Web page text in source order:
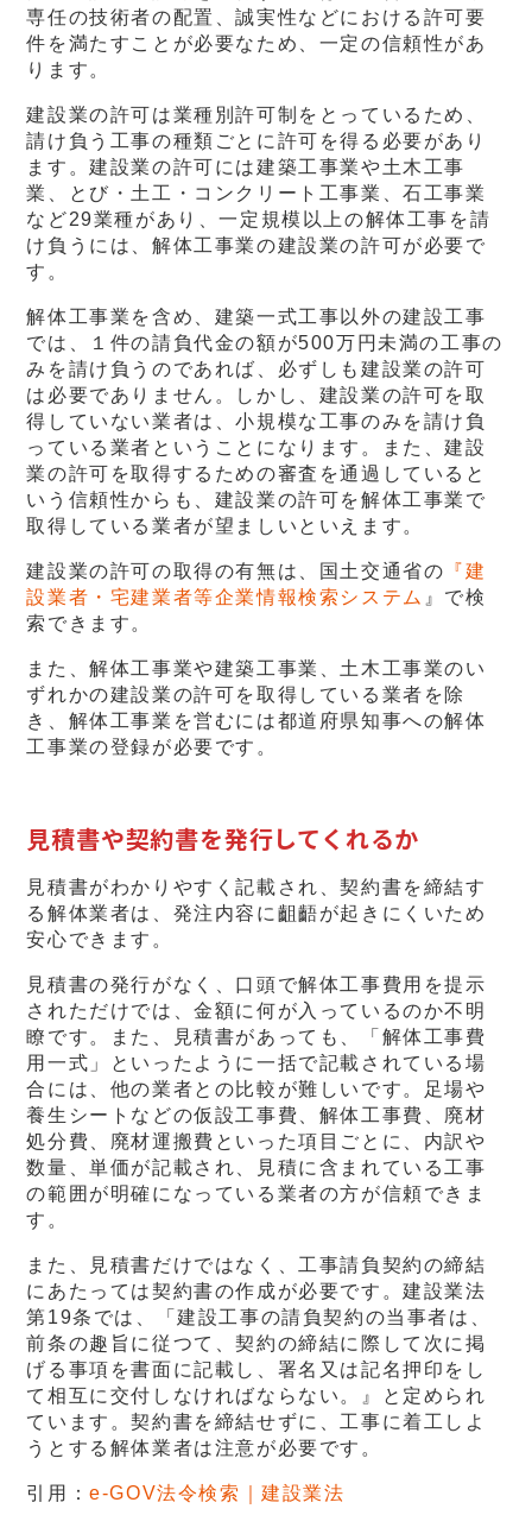
専任の技術者の配置、誠実性などにおける許可要
件を満たすことが必要なため、一定の信頼性があ
ります。
建設業の許可は業種別許可制をとっているため、
請け負う工事の種類ごとに許可を得る必要があり
ます。建設業の許可には建築工事業や土木工事
業、とび・土工・コンクリート工事業、石工事業
など29業種があり、一定規模以上の解体工事を請
け負うには、解体工事業の建設業の許可が必要で
す。
解体工事業を含め、建築一式工事以外の建設工事
では、１件の請負代金の額が500万円未満の工事の
みを請け負うのであれば、必ずしも建設業の許可
は必要でありません。しかし、建設業の許可を取
得していない業者は、小規模な工事のみを請け負
っている業者ということになります。また、建設
業の許可を取得するための審査を通過していると
いう信頼性からも、建設業の許可を解体工事業で
取得している業者が望ましいといえます。
建設業の許可の取得の有無は、国土交通省の 『建
設業者・宅建業者等企業情報検索システム 』で検
索できます。
また、解体工事業や建築工事業、土木工事業のい
ずれかの建設業の許可を取得している業者を除
き、解体工事業を営むには都道府県知事への解体
工事業の登録が必要です。
見積書や契約書を発行してくれるか
見積書がわかりやすく記載され、契約書を締結す
る解体業者は、発注内容に齟齬が起きにくいため
安心できます。
見積書の発行がなく、口頭で解体工事費用を提示
されただけでは、金額に何が入っているのか不明
瞭です。また、見積書があっても、「解体工事費
用一式」といったように一括で記載されている場
合には、他の業者との比較が難しいです。足場や
養生シートなどの仮設工事費、解体工事費、廃材
処分費、廃材運搬費といった項目ごとに、内訳や
数量、単価が記載され、見積に含まれている工事
の範囲が明確になっている業者の方が信頼できま
す。
また、見積書だけではなく、工事請負契約の締結
にあたっては契約書の作成が必要です。建設業法
第19条では、「建設工事の請負契約の当事者は、
前条の趣旨に従つて、契約の締結に際して次に掲
げる事項を書面に記載し、署名又は記名押印をし
て相互に交付しなければならない。』と定められ
ています。契約書を締結せずに、工事に着工しよ
うとする解体業者は注意が必要です。
引用：e-GOV法令検索｜建設業法